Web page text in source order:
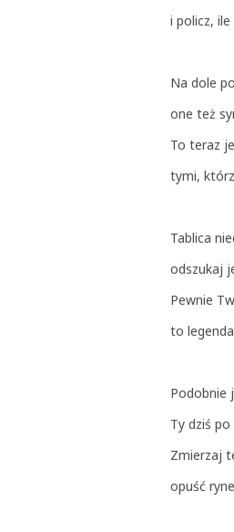
i policz,
Na dole
one też
To teraz
tymi,
Tablica
odszukaj
Pewnie
to
Podobnie
Ty dziś
Zmierzaj
opuść